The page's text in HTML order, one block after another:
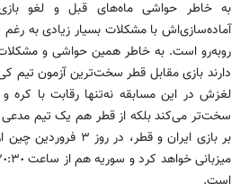
به خاطر حواشی ماه‌های قبل و لغو
آماده‌سازی‌اش با مشکلات بسیار زیادی به
رو‌به‌رو است. به خاطر همین حواشی و
دارند بازی مقابل قطر سخت‌ترین آزمون
لغزش در این مسابقه نه‌تنها رقابت با کره
سخت‌تر می‌کند بلکه از قطر هم یک تیم
است.